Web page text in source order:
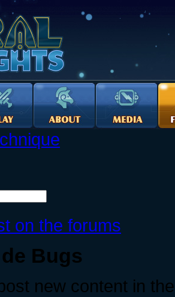
on the forums
Bugs
new content in